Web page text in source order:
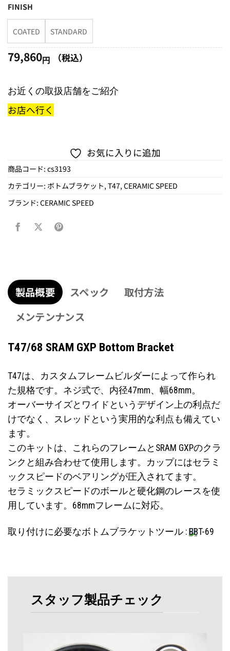
FINISH
COATED STANDARD
79,860円 （税込）
お近くの取扱店舗をご紹介
お店へ行く
お気に入りに追加
商品コード: cs3193
カテゴリー: ボトムブラケット, T47, CERAMIC SPEED
ブランド: CERAMIC SPEED
製品概要 スペック
取付方法
メンテンナンス
T47/68 SRAM GXP Bottom Bracket
T47は、カスタムフレームビルダーによって作られ
た規格です。ネジ式で、内径47mm、幅68mm。
オーバーサイズとワイドというデザイン上の利点だ
けでなく、スレッドという実用的な利点も備えてい
ます。
このキットは、これらのフレームとSRAM GXPのクラ
ンクと組み合わせて使用します。カップにはセラミ
ックスピードのベアリングが圧入されてます。
セラミックスピードのボールと硬化鋼のレースを使
用しています。68mmフレームに対応。
取り付けに必要なボトムブラケットツール : BBT-69
スタッフ製品チェック